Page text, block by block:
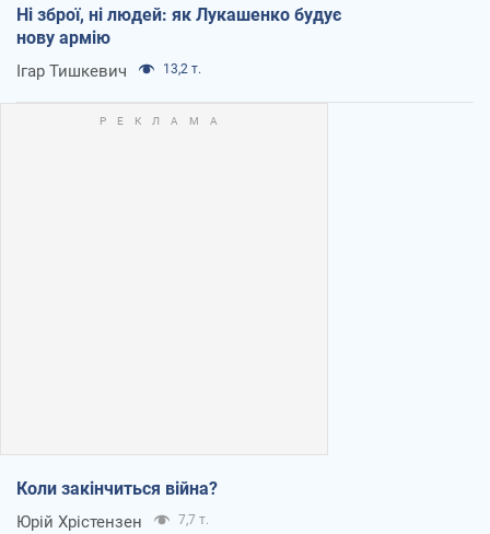
Ні зброї, ні людей: як Лукашенко будує
нову армію
Ігар Тишкевич 13,2 т.
Коли закінчиться війна?
Юрій Хрістензен 7,7 т.